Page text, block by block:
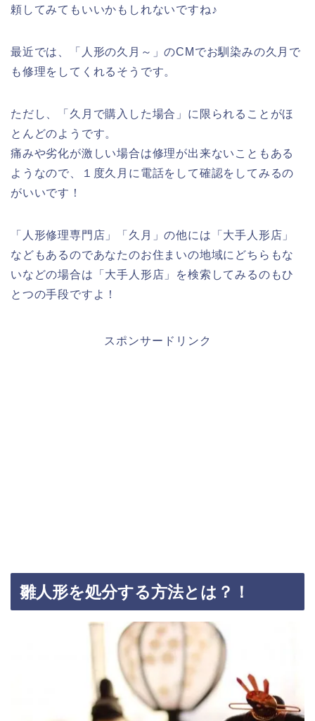
頼してみてもいいかもしれないですね♪
最近では、「人形の久月～」のCMでお馴染みの久月で
も修理をしてくれるそうです。
ただし、「久月で購入した場合」に限られることがほ
とんどのようです。
痛みや劣化が激しい場合は修理が出来ないこともある
ようなので、１度久月に電話をして確認をしてみるの
がいいです！
「人形修理専門店」「久月」の他には「大手人形店」
などもあるのであなたのお住まいの地域にどちらもな
いなどの場合は「大手人形店」を検索してみるのもひ
とつの手段ですよ！
スポンサードリンク
雛人形を処分する方法とは？！